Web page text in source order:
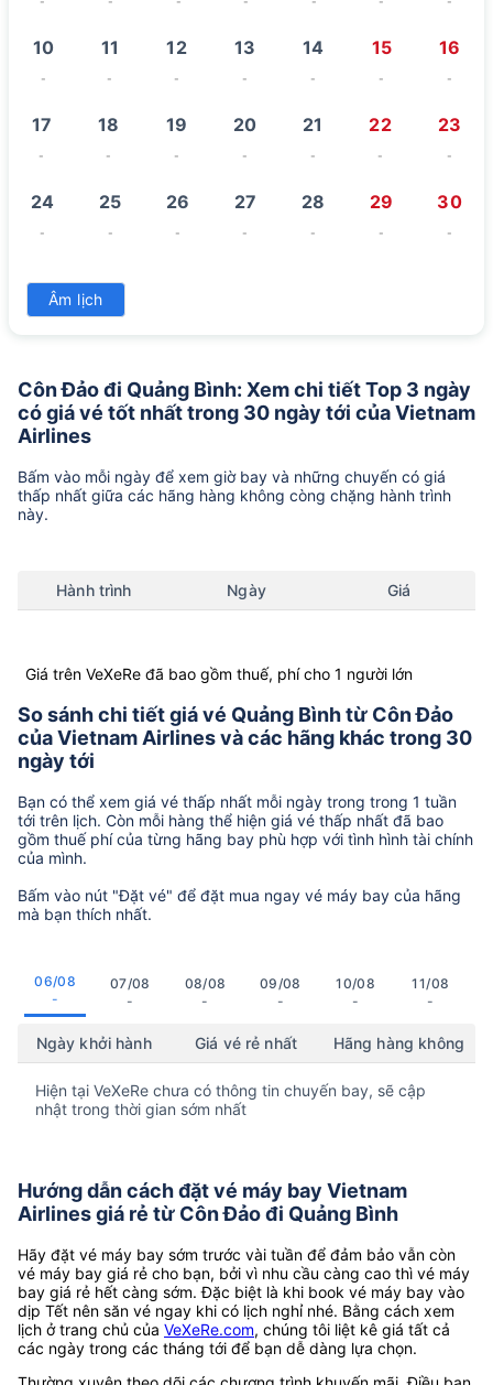
10
-
11
-
12
-
13
-
14
-
15
-
16
-
17
-
18
-
19
-
20
-
21
-
22
-
23
-
24
-
25
-
26
-
27
-
28
-
29
-
30
-
31
Âm lịch
Côn Đảo đi Quảng Bình: Xem chi tiết Top 3 ngày
có giá vé tốt nhất trong 30 ngày tới của Vietnam
Airlines
Bấm vào mỗi ngày để xem giờ bay và những chuyến có giá
thấp nhất giữa các hãng hàng không còng chặng hành trình
này.
Hành trình Ngày Giá
Giá trên VeXeRe đã bao gồm thuế, phí cho 1 người lớn
So sánh chi tiết giá vé Quảng Bình từ Côn Đảo
của Vietnam Airlines và các hãng khác trong 30
ngày tới
Bạn có thể xem giá vé thấp nhất mỗi ngày trong trong 1 tuần
tới trên lịch. Còn mỗi hàng thể hiện giá vé thấp nhất đã bao
gồm thuế phí của từng hãng bay phù hợp với tình hình tài chính
của mình.
Bấm vào nút "Đặt vé" để đặt mua ngay vé máy bay của hãng
mà bạn thích nhất.
06/08
-
07/08
-
08/08
-
09/08
-
10/08
-
11/08
-
Ngày khởi hành Giá vé rẻ nhất Hãng hàng không
Hiện tại VeXeRe chưa có thông tin chuyến bay, sẽ cập
nhật trong thời gian sớm nhất
Hướng dẫn cách đặt vé máy bay Vietnam
Airlines giá rẻ từ Côn Đảo đi Quảng Bình
Hãy đặt vé máy bay sớm trước vài tuần để đảm bảo vẫn còn
vé máy bay giá rẻ cho bạn, bởi vì nhu cầu càng cao thì vé máy
bay giá rẻ hết càng sớm. Đặc biệt là khi book vé máy bay vào
dịp Tết nên săn vé ngay khi có lịch nghỉ nhé. Bằng cách xem
lịch ở trang chủ của VeXeRe.com, chúng tôi liệt kê giá tất cả
các ngày trong các tháng tới để bạn dễ dàng lựa chọn.